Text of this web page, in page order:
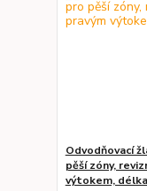
Odvodňovací
pěší zóny,
výtokem,